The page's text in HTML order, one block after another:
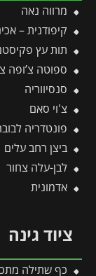
מרווה נאה
קיפודנית –
תות עץ
ספוטה צ’ופה
סנסיווריה
צ'וי סאם
פונטדריה
ביצן רחב עלים
לבן-עלה צחור
אדמונית
ציוד גינה
כף שתילה מתכת